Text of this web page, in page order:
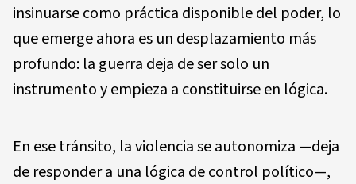
insinuarse como práctica disponible del poder, lo
que emerge ahora es un desplazamiento más
profundo: la guerra deja de ser solo un
instrumento y empieza a constituirse en lógica.
En ese tránsito, la violencia se autonomiza —deja
de responder a una lógica de control político—,